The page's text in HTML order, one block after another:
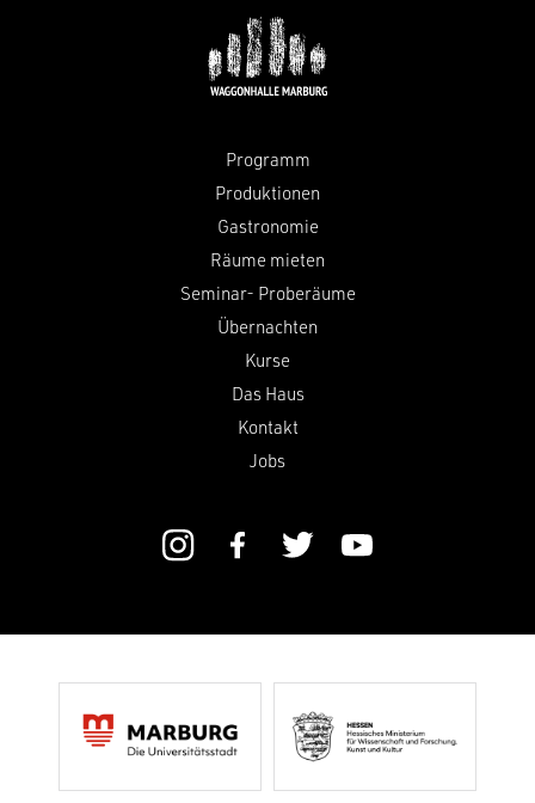
Programm
Produktionen
Gastronomie
Räume mieten
Seminar- Proberäume
Übernachten
Kurse
Das Haus
Kontakt
Jobs